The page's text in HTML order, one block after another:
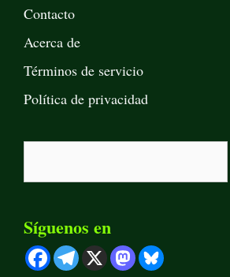
Contacto
Acerca de
Términos de servicio
Política de privacidad
Síguenos en